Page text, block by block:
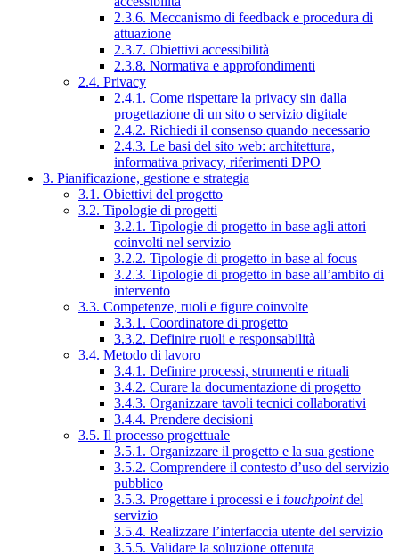
2.3.6. Meccanismo di feedback e procedura di
attuazione
2.3.7. Obiettivi accessibilità
2.3.8. Normativa e approfondimenti
2.4. Privacy
2.4.1. Come rispettare la privacy sin dalla
progettazione di un sito o servizio digitale
2.4.2. Richiedi il consenso quando necessario
2.4.3. Le basi del sito web: architettura,
informativa privacy, riferimenti DPO
3. Pianificazione, gestione e strategia
3.1. Obiettivi del progetto
3.2. Tipologie di progetti
3.2.1. Tipologie di progetto in base agli attori
coinvolti nel servizio
3.2.2. Tipologie di progetto in base al focus
3.2.3. Tipologie di progetto in base all’ambito di
intervento
3.3. Competenze, ruoli e figure coinvolte
3.3.1. Coordinatore di progetto
3.3.2. Definire ruoli e responsabilità
3.4. Metodo di lavoro
3.4.1. Definire processi, strumenti e rituali
3.4.2. Curare la documentazione di progetto
3.4.3. Organizzare tavoli tecnici collaborativi
3.4.4. Prendere decisioni
3.5. Il processo progettuale
3.5.1. Organizzare il progetto e la sua gestione
3.5.2. Comprendere il contesto d’uso del servizio
pubblico
3.5.3. Progettare i processi e i touchpointdel
servizio
3.5.4. Realizzare l’interfaccia utente del servizio
3.5.5. Validare la soluzione ottenuta